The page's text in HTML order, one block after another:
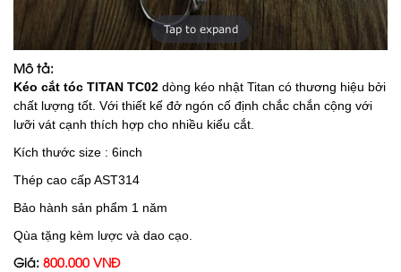
Tap to expand
Mô tả:
Kéo cắt tóc TITAN TC02 dòng kéo nhật Titan có thương hiệu bởi
chất lượng tốt. Với thiết kế đở ngón cố định chắc chắn cộng với
lưỡi vát cạnh thích hợp cho nhiều kiểu cắt.
Kích thước size : 6inch
Thép cao cấp AST314
Bảo hành sản phẩm 1 năm
Qùa tặng kèm lược và dao cạo.
Giá: 800.000 VNĐ